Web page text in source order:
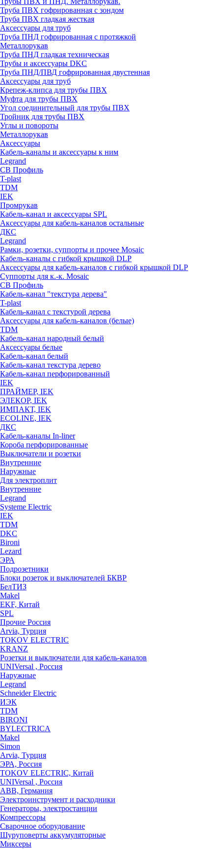
Труба ПВХ гофрированная с зондом
Труба ПВХ гладкая жесткая
Аксессуары для труб
Труба ПНД гофрированная с протяжкой
Металлорукав
Труба ПНД гладкая техническая
Трубы и аксессуары DKC
Труба ПНД/ПВД гофрированная двустенная
Аксессуары для труб
Крепеж-клипса для трубы ПВХ
Муфта для трубы ПВХ
Угол соединительный для трубы ПВХ
Тройник для трубы ПВХ
Углы и повороты
Металлорукав
Аксессуары
Кабель-каналы и аксессуары к ним
Legrand
СВ Профиль
T-plast
TDM
IEK
Промрукав
Кабель-канал и аксессуары SPL
Аксессуары для кабель-каналов остальные
ДКС
Legrand
Рамки, розетки, суппорты и прочее Mosaic
Кабель-каналы с гибкой крышкой DLP
Аксессуары для кабель-каналов с гибкой крышкой DLP
Суппорты для к.-к. Mosaic
СВ Профиль
Кабель-канал "текстура дерева"
T-plast
Кабель-канал с текстурой дерева
Аксессуары для кабель-каналов (белые)
TDM
Кабель-канал народный белый
Аксессуары белые
Кабель-канал белый
Кабель-канал текстура дерево
Кабель-канал перфорированный
IEK
ПРАЙМЕР, IEK
ЭЛЕКОР, IEK
ИМПАКТ, IEK
ECOLINE, IEK
ДКС
Кабель-каналы In-liner
Короба перфорированные
Выключатели и розетки
Внутренние
Наружные
Для электроплит
Внутренние
Legrand
Systeme Electric
IEK
TDM
DKC
Bironi
Lezard
ЭРА
Подрозетники
Блоки розеток и выключателей БКВР
БелТИЗ
Makel
EKF, Китай
SPL
Прочие Россия
Arvia, Турция
TOKOV ELECTRIC
KRANZ
Розетки и выключатели для кабель-каналов
UNIVersal , Россия
Наружные
Legrand
Schneider Electric
ИЭК
TDM
BIRONI
BYLECTRICA
Makel
Simon
Arvia, Турция
ЭРА, Россия
TOKOV ELECTRIC, Китай
UNIVersal , Россия
ABB, Германия
Электроинструмент и расходники
Генераторы, электростанции
Компрессоры
Сварочное оборудование
Шуруповерты аккумуляторные
Миксеры